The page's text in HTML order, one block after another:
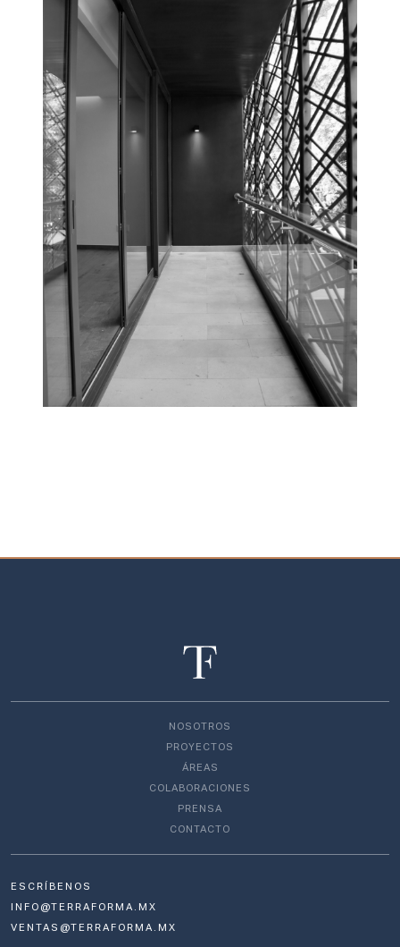
NOSOTROS
PROYECTOS
ÁREAS
COLABORACIONES
PRENSA
CONTACTO
ESCRÍBENOS
INFO@TERRAFORMA.MX
VENTAS@TERRAFORMA.MX